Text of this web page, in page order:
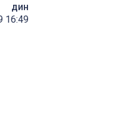
дин
16:49